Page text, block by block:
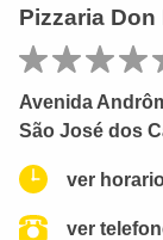
Pizzaria Don
Avenida
São José dos
ver
ver